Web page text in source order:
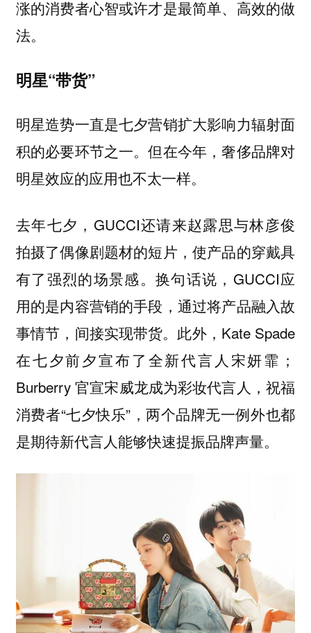
涨的消费者心智或许才是最简单、高效的做
法。
明星“带货”
明星造势一直是七夕营销扩大影响力辐射面
积的必要环节之一。但在今年，奢侈品牌对
明星效应的应用也不太一样。
去年七夕，GUCCI还请来赵露思与林彦俊
拍摄了偶像剧题材的短片，使产品的穿戴具
有了强烈的场景感。换句话说，GUCCI应
用的是内容营销的手段，通过将产品融入故
事情节，间接实现带货。此外，Kate Spade
在七夕前夕宣布了全新代言人宋妍霏；
Burberry 官宣宋威龙成为彩妆代言人，祝福
消费者“七夕快乐”，两个品牌无一例外也都
是期待新代言人能够快速提振品牌声量。